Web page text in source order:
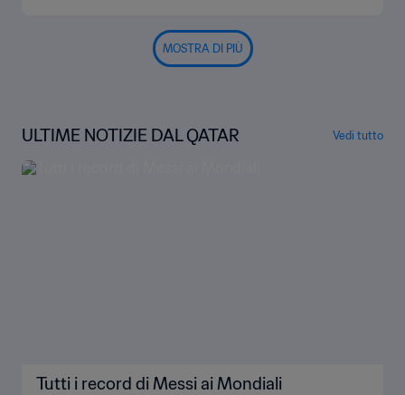
MOSTRA DI PIÙ
ULTIME NOTIZIE DAL QATAR Vedi tutto
Tutti i record di Messi ai Mondiali